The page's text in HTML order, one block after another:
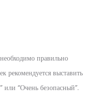
правильно
рекомендуется выставить
или “Очень безопасный”.